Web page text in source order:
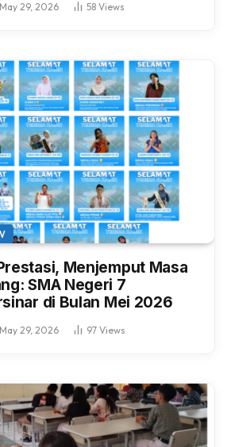
May 29, 2026 58 Views
Menjemput Masa
SMA Negeri 7
di Bulan Mei 2026
May 29, 2026 97 Views